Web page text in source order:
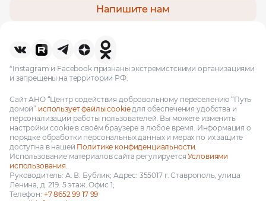
Напишите нам
*Instagram и Facebook признаны экстремистскими организациями
и запрещены на территории РФ.
Сайт АНО “Центр содействия добровольному переселению “Путь
домой” использует файлы cookieдля обеспечения удобства и
персонализации работы пользователей. Вы можете изменить
настройки cookie в своём браузере в любое время. Информация о
порядке обработки персональных данных и мерах по их защите
доступна в нашей Политике конфиденциальности.
Использование материалов сайта регулируетсяУсловиями
использования.
Руководитель: А. В. Бублик; Адрес: 355017 г. Ставрополь, улица
Ленина, д. 219. 5 этаж. Офис 1;
Телефон: +7 8652 99 17 99